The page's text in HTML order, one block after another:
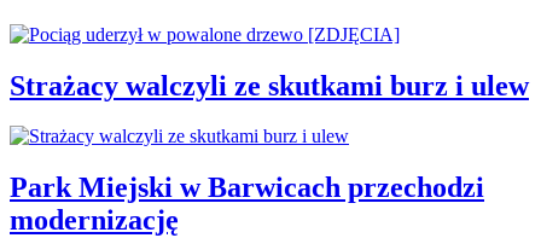
Strażacy walczyli ze skutkami burz i ulew
Park Miejski w Barwicach przechodzi
modernizację